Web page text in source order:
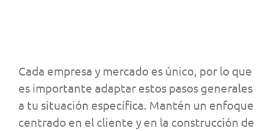
Cada empresa y mercado es único, por lo que
es importante adaptar estos pasos generales
a tu situación específica. Mantén un enfoque
centrado en el cliente y en la construcción de